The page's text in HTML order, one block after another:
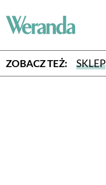
ZOBACZ TEŻ: SKLEP